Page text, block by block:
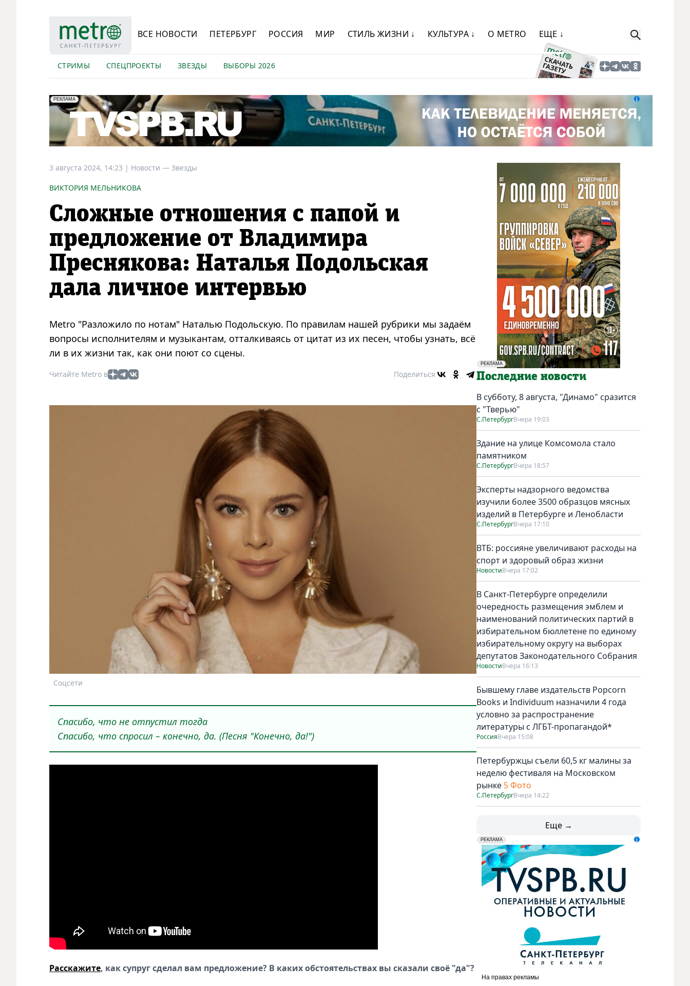
ВСЕ НОВОСТИ ПЕТЕРБУРГ РОССИЯ МИР СТИЛЬ ЖИЗНИ ↓ КУЛЬТУРА ↓ О METRO ЕЩЕ ↓
СТРИМЫ СПЕЦПРОЕКТЫ ЗВЕЗДЫ ВЫБОРЫ 2026
erid: LdtCK5Efv
РЕКЛАМА
АО "ГАТР", ИНН: 7841320717
3 августа 2024, 14:23 | Новости — Звезды
ВИКТОРИЯ МЕЛЬНИКОВА
Сложные отношения с папой и
предложение от Владимира
Преснякова: Наталья Подольская
дала личное интервью
Metro "Разложило по нотам" Наталью Подольскую. По правилам нашей рубрики мы задаём
вопросы исполнителям и музыкантам, отталкиваясь от цитат из их песен, чтобы узнать, всё
ли в их жизни так, как они поют со сцены.
Читайте Metro в Поделиться
Соцсети
Спасибо, что не отпустил тогда
Спасибо, что спросил – конечно, да. (Песня "Конечно, да!")
Расскажите, как супруг сделал вам предложение? В каких обстоятельствах вы сказали своё "да"?
РЕКЛАМА
Социальная реклама
Последние новости
В субботу, 8 августа, "Динамо" сразится
с "Тверью"
С.ПетербургВчера 19:03
Здание на улице Комсомола стало
памятником
С.ПетербургВчера 18:57
Эксперты надзорного ведомства
изучили более 3500 образцов мясных
изделий в Петербурге и Ленобласти
С.ПетербургВчера 17:10
ВТБ: россияне увеличивают расходы на
спорт и здоровый образ жизни
НовостиВчера 17:02
В Санкт-Петербурге определили
очередность размещения эмблем и
наименований политических партий в
избирательном бюллетене по единому
избирательному округу на выборах
депутатов Законодательного Собрания
НовостиВчера 16:13
Бывшему главе издательств Popcorn
Books и Individuum назначили 4 года
условно за распространение
литературы с ЛГБТ-пропагандой*
РоссияВчера 15:08
Петербуржцы съели 60,5 кг малины за
неделю фестиваля на Московском
рынке 5 Фото
С.ПетербургВчера 14:22
Еще →
erid: LdtCK5udn
РЕКЛАМА
АО "ГАТР", ИНН: 7841320717